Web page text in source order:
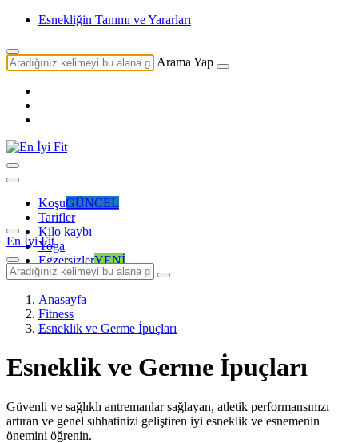
Esnekliğin Tanımı ve Yararları
Arama Yap
KoşuGÜNCEL
Tarifler
Kilo kaybı
Yoga
EgzersizlerYENİ
En İyi Fit
Anasayfa
Fitness
Esneklik ve Germe İpuçları
Esneklik ve Germe İpuçları
Güvenli ve sağlıklı antremanlar sağlayan, atletik performansınızı
artıran ve genel sıhhatinizi geliştiren iyi esneklik ve esnemenin
önemini öğrenin.